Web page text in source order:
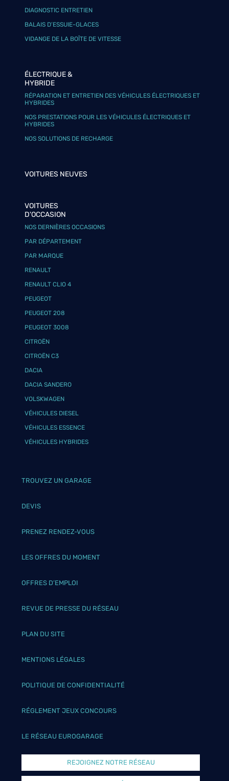
DIAGNOSTIC ENTRETIEN
BALAIS D’ESSUIE-GLACES
VIDANGE DE LA BOÎTE DE VITESSE
ÉLECTRIQUE &
HYBRIDE
RÉPARATION ET ENTRETIEN DES VÉHICULES ÉLECTRIQUES ET
HYBRIDES
NOS PRESTATIONS POUR LES VÉHICULES ÉLECTRIQUES ET
HYBRIDES
NOS SOLUTIONS DE RECHARGE
VOITURES NEUVES
VOITURES
D'OCCASION
NOS DERNIÈRES OCCASIONS
PAR DÉPARTEMENT
PAR MARQUE
RENAULT
RENAULT CLIO 4
PEUGEOT
PEUGEOT 208
PEUGEOT 3008
CITROËN
CITROËN C3
DACIA
DACIA SANDERO
VOLSKWAGEN
VÉHICULES DIESEL
VÉHICULES ESSENCE
VÉHICULES HYBRIDES
TROUVEZ UN GARAGE
DEVIS
PRENEZ RENDEZ-VOUS
LES OFFRES DU MOMENT
OFFRES D’EMPLOI
REVUE DE PRESSE DU RÉSEAU
PLAN DU SITE
MENTIONS LÉGALES
POLITIQUE DE CONFIDENTIALITÉ
RÉGLEMENT JEUX CONCOURS
LE RÉSEAU EUROGARAGE
REJOIGNEZ NOTRE RÉSEAU